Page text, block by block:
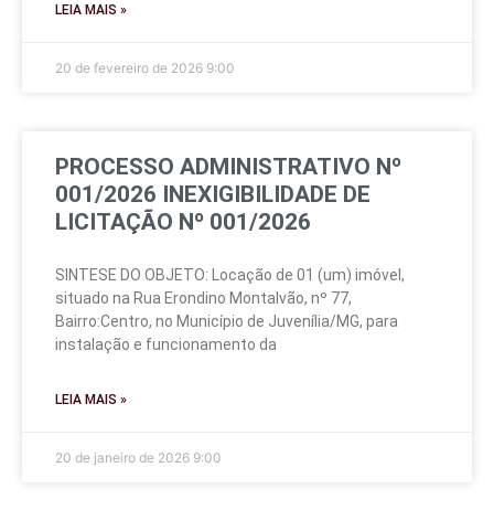
LEIA MAIS »
20 de fevereiro de 2026 9:00
PROCESSO ADMINISTRATIVO Nº
001/2026 INEXIGIBILIDADE DE
LICITAÇÃO Nº 001/2026
SINTESE DO OBJETO: Locação de 01 (um) imóvel,
situado na Rua Erondino Montalvão, nº 77,
Bairro:Centro, no Município de Juvenília/MG, para
instalação e funcionamento da
LEIA MAIS »
20 de janeiro de 2026 9:00